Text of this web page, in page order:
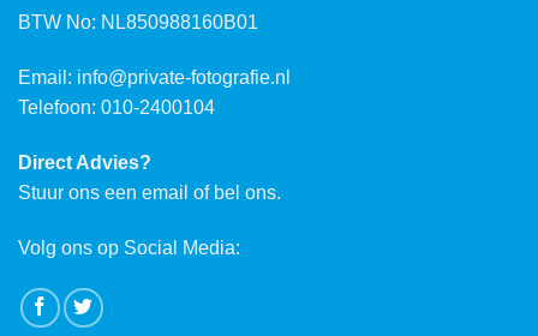
BTW No: NL850988160B01
Email: info@private-fotografie.nl
Telefoon: 010-2400104
Direct Advies?
Stuur ons een email of bel ons.
Volg ons op Social Media: